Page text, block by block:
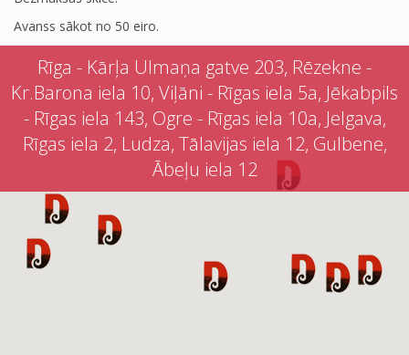
Avanss sākot no 50 eiro.
Rīga - Kārļa Ulmaņa gatve 203, Rēzekne -
Kr.Barona iela 10, Viļāni - Rīgas iela 5a, Jēkabpils
- Rīgas iela 143, Ogre - Rīgas iela 10a, Jelgava,
Rīgas iela 2, Ludza, Tālavijas iela 12, Gulbene,
Ābeļu iela 12